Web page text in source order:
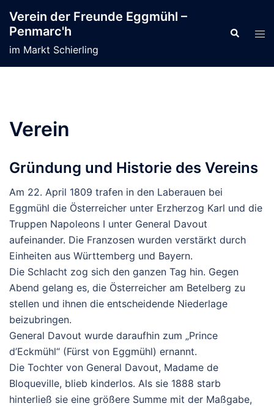
Inhalt
springen
Verein der Freunde Eggmühl –
Penmarc'h
im Markt Schierling
Suche
Verein
Gründung und Historie des Vereins
Am 22. April 1809 trafen in den Laberauen bei
Eggmühl die Österreicher unter Erzherzog Karl und die
Truppen Napoleons I unter General Davout
aufeinander. Die Franzosen wurden verstärkt durch
Einheiten aus Württemberg und Bayern.
Die Schlacht zog sich den ganzen Tag hin. Gegen
Abend gelang es, die Österreicher am Betelberg zu
stellen und ihnen die entscheidende Niederlage
beizubringen.
General Davout wurde daraufhin zum „Prince
d’Eckmühl“ (Fürst von Eggmühl) ernannt.
Die Tochter von General Davout, Madame de
Bloqueville, blieb kinderlos. Als sie 1888 starb
hinterließ sie eine größere Summe mit der Maßgabe,